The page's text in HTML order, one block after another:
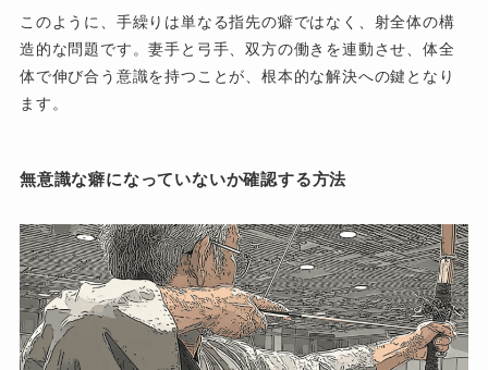
このように、手繰りは単なる指先の癖ではなく、射全体の構
造的な問題です。妻手と弓手、双方の働きを連動させ、体全
体で伸び合う意識を持つことが、根本的な解決への鍵となり
ます。
無意識な癖になっていないか確認する方法